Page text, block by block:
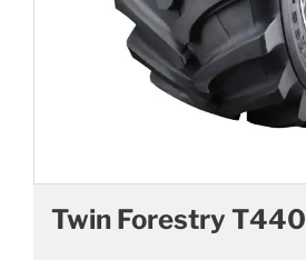
Twin Forestry T440